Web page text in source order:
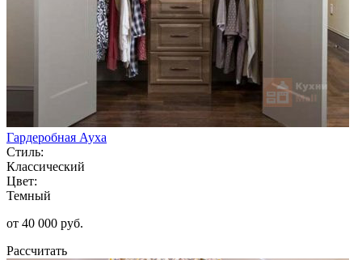
Гардеробная Ауха
Стиль:
Классический
Цвет:
Темный
от 40 000 руб.
Рассчитать